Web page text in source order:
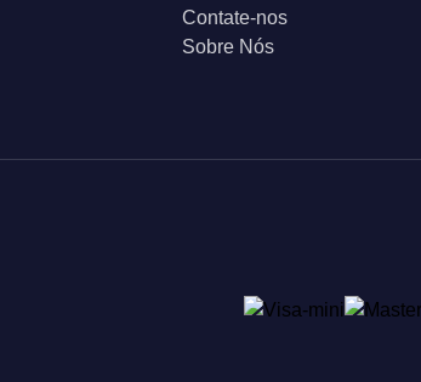
Contate-nos
Sobre Nós